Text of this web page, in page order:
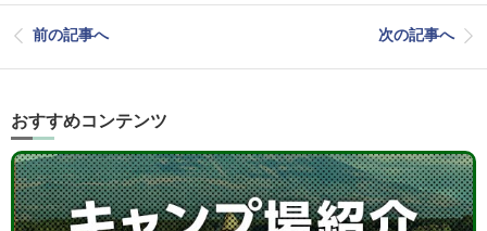
前の記事へ 次の記事へ
おすすめコンテンツ